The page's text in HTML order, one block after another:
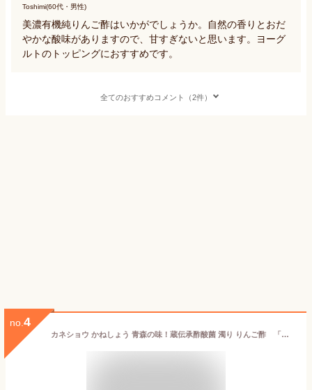
Toshimi(60代・男性)
美濃有機純りんご酢はいかがでしょうか。自然の香りとおだ
やかな酸味がありますので、甘すぎないと思います。ヨーグ
ルトのトッピングにおすすめです。
全てのおすすめコメント（2件）
no. 4
カネショウ かねしょう 青森の味！蔵伝承酢酸菌 濁り りんご酢 「細雪」 500ml(A-29) 目安在庫=○